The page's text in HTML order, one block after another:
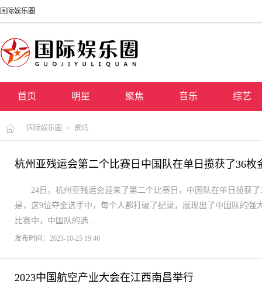
国际娱乐圈
首页 明星 聚焦 音乐 综艺
国际娱乐圈 > 资讯
杭州亚残运会第二个比赛日中国队在单日揽获了36枚
24日，杭州亚残运会迎来了第二个比赛日，中国队在单日揽获
是，这9位夺金选手中，每个人都打破了纪录，展现出了中国队的
比赛中，中国队的选...
发布时间：2023-10-25 19:46
2023中国航空产业大会在江西南昌举行